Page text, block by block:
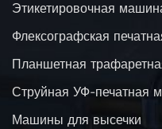
Этикетировочная
Флексографская
Планшетная
Струйная УФ-печатная
Машины для высечки